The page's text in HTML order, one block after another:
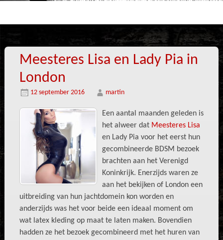
Meesteres Lisa en Lady Pia in
London
12 september 2016 martin
Een aantal maanden geleden is
het alweer dat Meesteres Lisa
en Lady Pia voor het eerst hun
gecombineerde BDSM bezoek
brachten aan het Verenigd
Koninkrijk. Enerzijds waren ze
aan het bekijken of London een
uitbreiding van hun jachtdomein kon worden en
anderzijds was het voor beide een ideaal moment om
wat latex kleding op maat te laten maken. Bovendien
hadden ze het bezoek gecombineerd met het huren van